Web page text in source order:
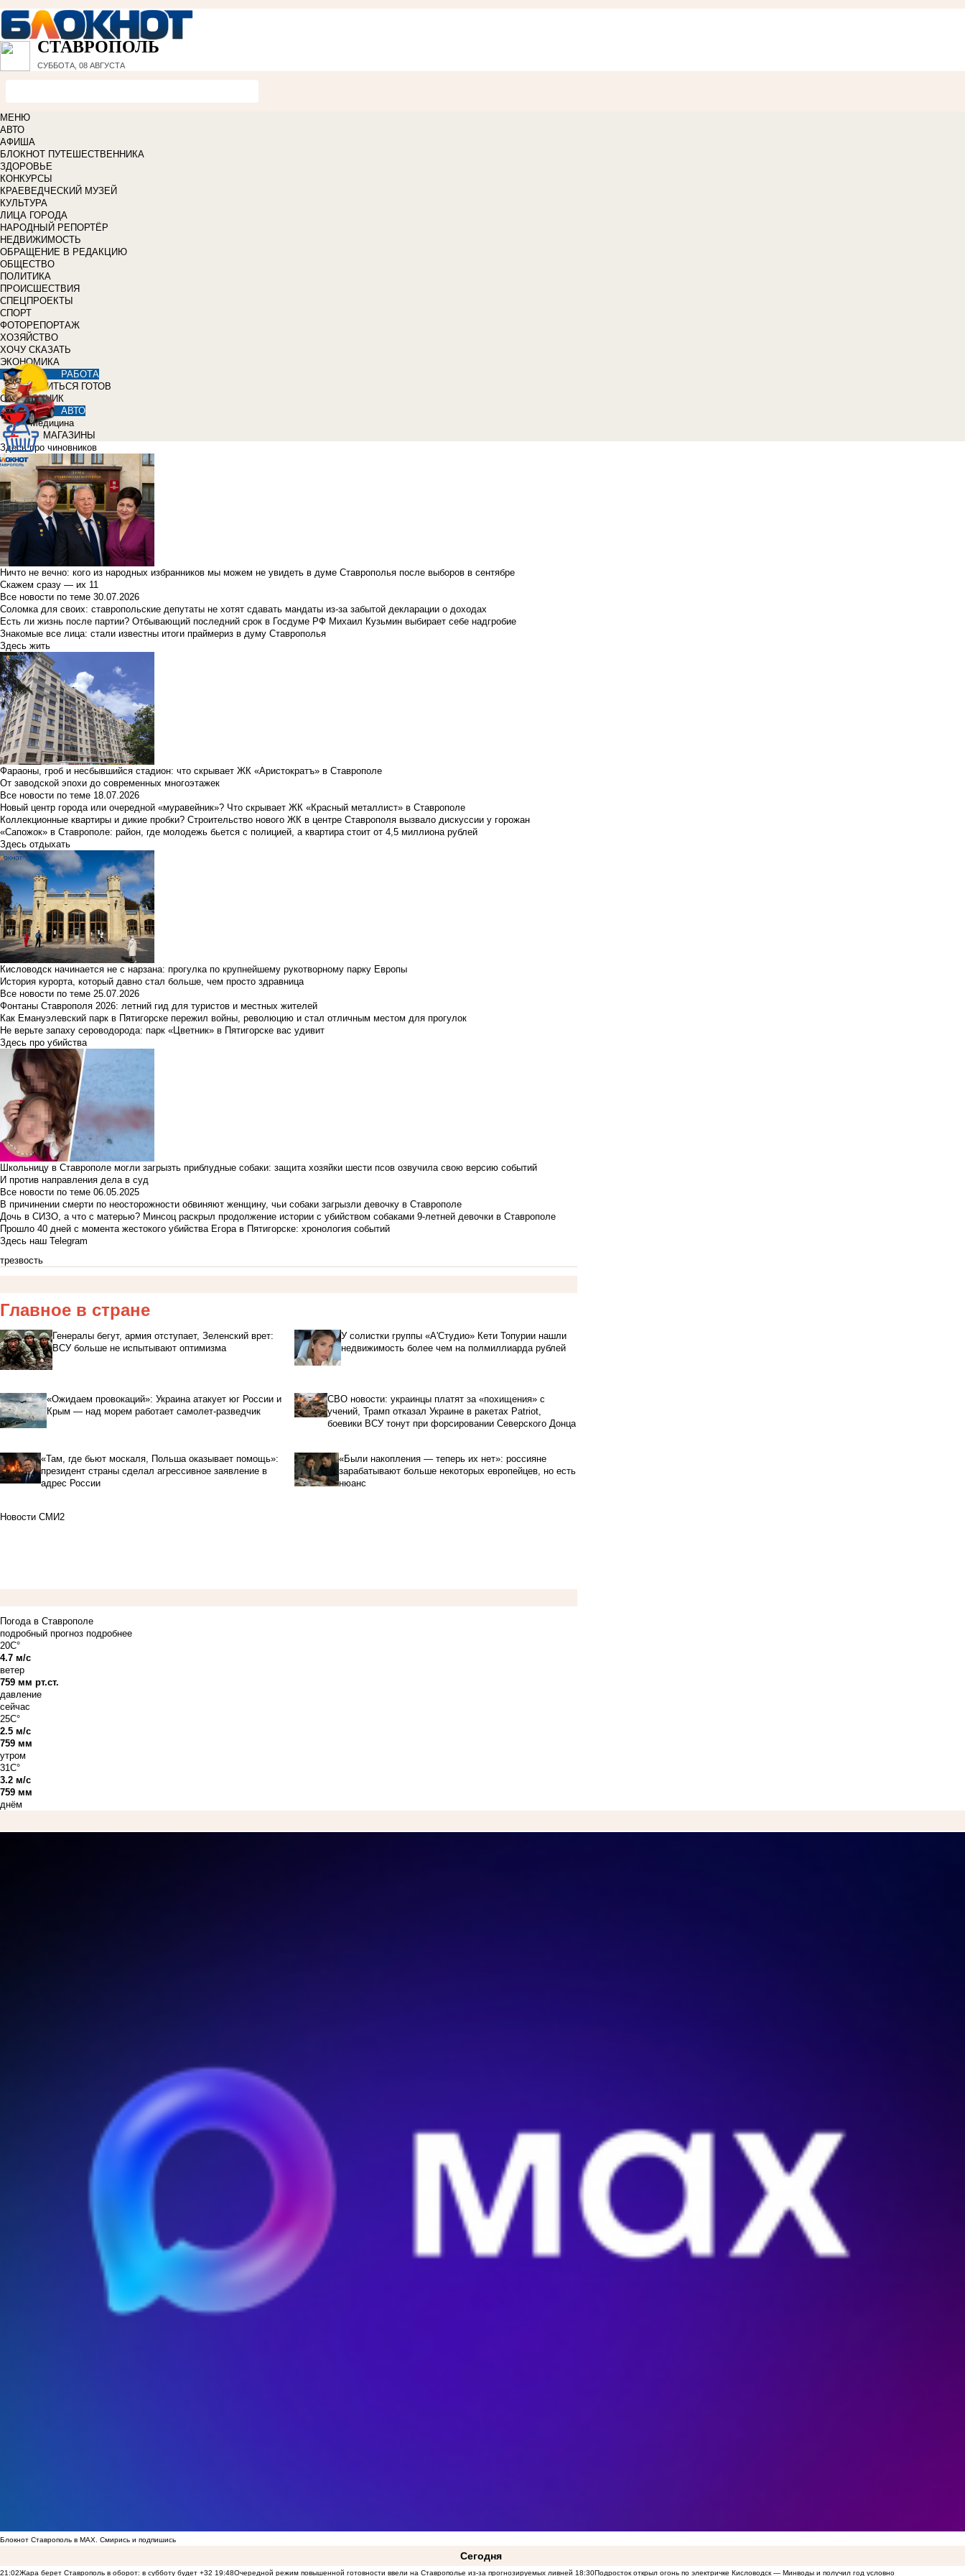
СТАВРОПОЛЬ
СУББОТА, 08 АВГУСТА
МЕНЮ
АВТО
АФИША
БЛОКНОТ ПУТЕШЕСТВЕННИКА
ЗДОРОВЬЕ
КОНКУРСЫ
КРАЕВЕДЧЕСКИЙ МУЗЕЙ
КУЛЬТУРА
ЛИЦА ГОРОДА
НАРОДНЫЙ РЕПОРТЁР
НЕДВИЖИМОСТЬ
ОБРАЩЕНИЕ В РЕДАКЦИЮ
ОБЩЕСТВО
ПОЛИТИКА
ПРОИСШЕСТВИЯ
СПЕЦПРОЕКТЫ
СПОРТ
ФОТОРЕПОРТАЖ
ХОЗЯЙСТВО
ХОЧУ СКАЗАТЬ
ЭКОНОМИКА
РАБОТА
УЧИТЬСЯ ГОТОВ
СПРАВОЧНИК
АВТО
Медицина
МАГАЗИНЫ
Здесь про чиновников
Ничто не вечно: кого из народных избранников мы можем не увидеть в думе Ставрополья после выборов в сентябре
Скажем сразу — их 11
Все новости по теме 30.07.2026
Соломка для своих: ставропольские депутаты не хотят сдавать мандаты из-за забытой декларации о доходах
Есть ли жизнь после партии? Отбывающий последний срок в Госдуме РФ Михаил Кузьмин выбирает себе надгробие
Знакомые все лица: стали известны итоги праймериз в думу Ставрополья
Здесь жить
Фараоны, гроб и несбывшийся стадион: что скрывает ЖК «Аристократъ» в Ставрополе
От заводской эпохи до современных многоэтажек
Все новости по теме 18.07.2026
Новый центр города или очередной «муравейник»? Что скрывает ЖК «Красный металлист» в Ставрополе
Коллекционные квартиры и дикие пробки? Строительство нового ЖК в центре Ставрополя вызвало дискуссии у горожан
«Сапожок» в Ставрополе: район, где молодежь бьется с полицией, а квартира стоит от 4,5 миллиона рублей
Здесь отдыхать
Кисловодск начинается не с нарзана: прогулка по крупнейшему рукотворному парку Европы
История курорта, который давно стал больше, чем просто здравница
Все новости по теме 25.07.2026
Фонтаны Ставрополя 2026: летний гид для туристов и местных жителей
Как Емануэлевский парк в Пятигорске пережил войны, революцию и стал отличным местом для прогулок
Не верьте запаху сероводорода: парк «Цветник» в Пятигорске вас удивит
Здесь про убийства
Школьницу в Ставрополе могли загрызть приблудные собаки: защита хозяйки шести псов озвучила свою версию событий
И против направления дела в суд
Все новости по теме 06.05.2025
В причинении смерти по неосторожности обвиняют женщину, чьи собаки загрызли девочку в Ставрополе
Дочь в СИЗО, а что с матерью? Минсоц раскрыл продолжение истории с убийством собаками 9-летней девочки в Ставрополе
Прошло 40 дней с момента жестокого убийства Егора в Пятигорске: хронология событий
Здесь наш Telegram
трезвость
Главное в стране
Генералы бегут, армия отступает, Зеленский врет:
ВСУ больше не испытывают оптимизма
У солистки группы «А'Студио» Кети Топурии нашли
недвижимость более чем на полмиллиарда рублей
«Ожидаем провокаций»: Украина атакует юг России и
Крым — над морем работает самолет-разведчик
СВО новости: украинцы платят за «похищения» с
учений, Трамп отказал Украине в ракетах Patriot,
боевики ВСУ тонут при форсировании Северского Донца
«Там, где бьют москаля, Польша оказывает помощь»:
президент страны сделал агрессивное заявление в
адрес России
«Были накопления — теперь их нет»: россияне
зарабатывают больше некоторых европейцев, но есть
нюанс
Новости СМИ2
Погода в Ставрополе
подробный прогноз подробнее
20C°
4.7 м/с
ветер
759 мм рт.ст.
давление
сейчас
25C°
2.5 м/с
759 мм
утром
31C°
3.2 м/с
759 мм
днём
Блокнот Ставрополь в MAX. Смирись и подпишись
Сегодня
21:02Жара берет Ставрополь в оборот: в субботу будет +32 19:48Очередной режим повышенной готовности ввели на Ставрополье из-за прогнозируемых ливней 18:30Подросток открыл огонь по электричке Кисловодск — Минводы и получил год условно